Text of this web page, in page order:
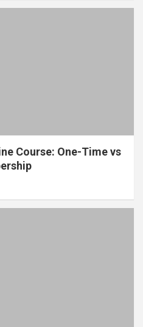
Course: One-Time vs